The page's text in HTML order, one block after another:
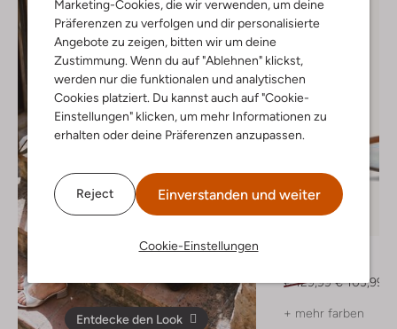
Marketing-Cookies, die wir verwenden, um deine
Präferenzen zu verfolgen und dir personalisierte
Angebote zu zeigen, bitten wir um deine
Zustimmung. Wenn du auf "Ablehnen" klickst,
werden nur die funktionalen und analytischen
Cookies platziert. Du kannst auch auf "Cookie-
Einstellungen" klicken, um mehr Informationen zu
erhalten oder deine Präferenzen anzupassen.
Reject Einverstanden und weiter
Cookie-Einstellungen
Entdecke den Look
Letzte Größen
€ 129,99 € 103,99
+ mehr farben